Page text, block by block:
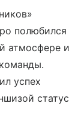
полюбился
атмосфере и
успех
статус